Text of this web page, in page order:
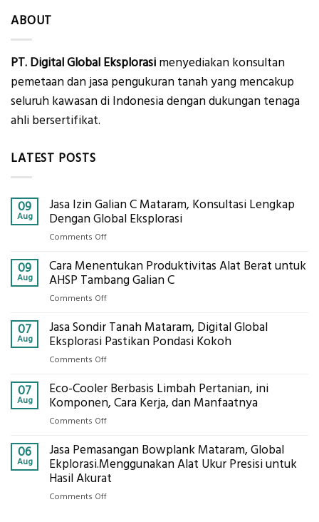
ABOUT
PT. Digital Global Eksplorasi menyediakan konsultan
pemetaan dan jasa pengukuran tanah yang mencakup
seluruh kawasan di Indonesia dengan dukungan tenaga
ahli bersertifikat.
LATEST POSTS
09
Aug
Jasa Izin Galian C Mataram, Konsultasi Lengkap
Dengan Global Eksplorasi
Comments Offon
Izin
Galian
Lengkap
Dengan
Global
09
Aug
Cara Menentukan Produktivitas Alat Berat untuk
AHSP Tambang Galian C
Comments Offon
Menentukan
Produktivitas
AHSP
Tambang
Galian
07
Aug
Jasa Sondir Tanah Mataram, Digital Global
Eksplorasi Pastikan Pondasi Kokoh
Comments Offon
Sondir
Tanah
Eksplorasi
Pastikan
Pondasi
Kokoh
07
Aug
Eco-Cooler Berbasis Limbah Pertanian, ini
Komponen, Cara Kerja, dan Manfaatnya
Comments Offon
Cooler
Berbasis
Limbah
06
Aug
Jasa Pemasangan Bowplank Mataram, Global
Ekplorasi.Menggunakan Alat Ukur Presisi untuk
Hasil Akurat
Comments Offon